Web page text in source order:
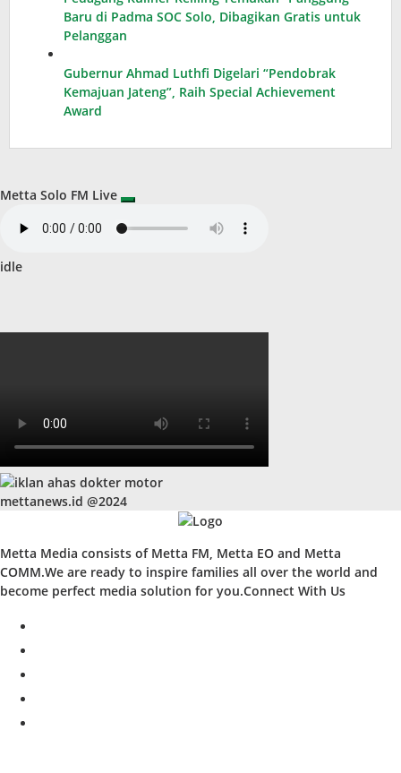
Baru di Padma SOC Solo, Dibagikan Gratis untuk
Pelanggan
Gubernur Ahmad Luthfi Digelari “Pendobrak
Kemajuan Jateng”, Raih Special Achievement
Award
Metta Solo FM Live
idle
mettanews.id @2024
Metta Media consists of Metta FM, Metta EO and Metta
COMM.We are ready to inspire families all over the world and
become perfect media solution for you.Connect With Us